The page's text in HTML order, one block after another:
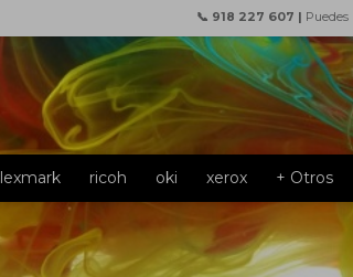
📞 918 227 607 | Puedes
lexmark ricoh oki xerox + Otros